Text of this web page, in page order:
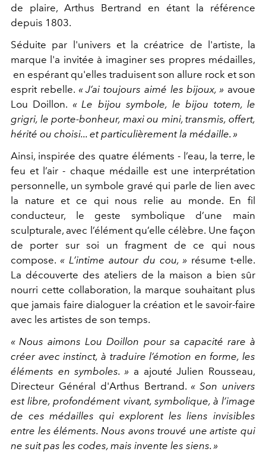
de plaire, Arthus Bertrand en étant la référence
depuis 1803.
Séduite par l'univers et la créatrice de l'artiste, la
marque l'a invitée à imaginer ses propres médailles,
en espérant qu'elles traduisent son allure rock et son
esprit rebelle. « J’ai toujours aimé les bijoux, » avoue
Lou Doillon. « Le bijou symbole, le bijou totem, le
grigri, le porte-bonheur, maxi ou mini, transmis, offert,
hérité ou choisi... et particulièrement la médaille. »
Ainsi, inspirée des quatre éléments - l’eau, la terre, le
feu et l’air - chaque médaille est une interprétation
personnelle, un symbole gravé qui parle de lien avec
la nature et ce qui nous relie au monde. En fil
conducteur, le geste symbolique d’une main
sculpturale, avec l’élément qu’elle célèbre. Une façon
de porter sur soi un fragment de ce qui nous
compose. « L’intime autour du cou, » résume t-elle.
La découverte des ateliers de la maison a bien sûr
nourri cette collaboration, la marque souhaitant plus
que jamais faire dialoguer la création et le savoir-faire
avec les artistes de son temps.
« Nous aimons Lou Doillon pour sa capacité rare à
créer avec instinct, à traduire l’émotion en forme, les
éléments en symboles. » a ajouté Julien Rousseau,
Directeur Général d'Arthus Bertrand. «Son univers
est libre, profondément vivant, symbolique, à l’image
de ces médailles qui explorent les liens invisibles
entre les éléments. Nous avons trouvé une artiste qui
ne suit pas les codes, mais invente les siens. »